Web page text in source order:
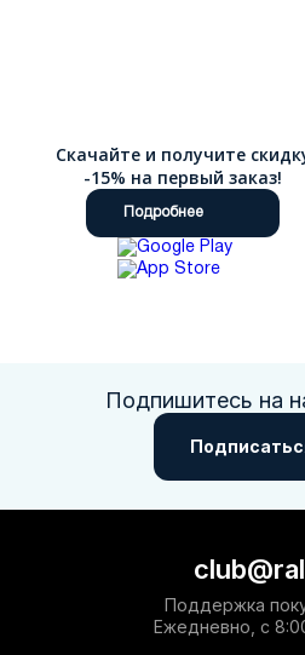
Скачайте и получите
-15% на первый заказ!
Подробнее
Подпишитесь на
Поддержка
Ежедневно, с